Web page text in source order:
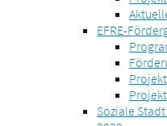
EFRE-
Soziale